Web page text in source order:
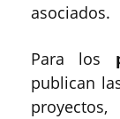
asociados.
Para los
publican